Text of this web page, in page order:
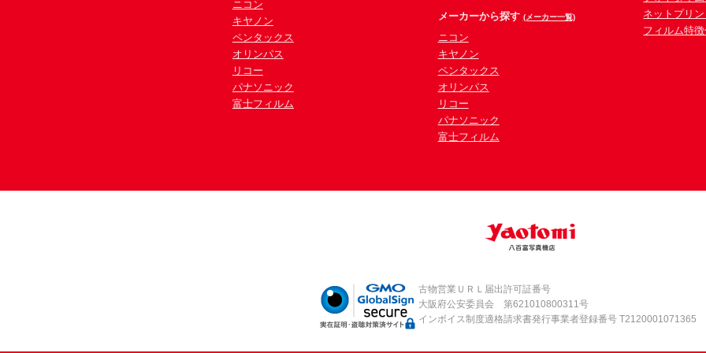
ニコン
キヤノン
ペンタックス
オリンパス
リコー
パナソニック
富士フィルム
メーカーから探す (メーカー一覧)
ニコン
キヤノン
ペンタックス
オリンパス
リコー
パナソニック
富士フィルム
ネットプリン
フィルム特
古物営業ＵＲＬ届出許可証番号
大阪府公安委員会 第621010800311号
インボイス制度適格請求書発行事業者登録番号 T2120001071365